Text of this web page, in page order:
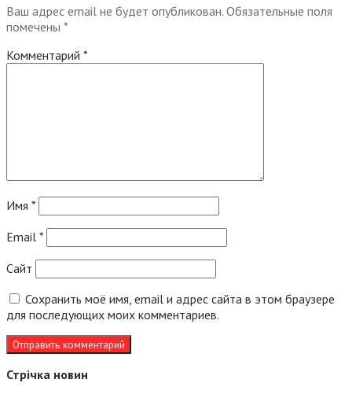
Ваш адрес email не будет опубликован. Обязательные поля
помечены *
Комментарий *
Имя *
Email *
Сайт
Сохранить моё имя, email и адрес сайта в этом браузере
для последующих моих комментариев.
Стрічка новин